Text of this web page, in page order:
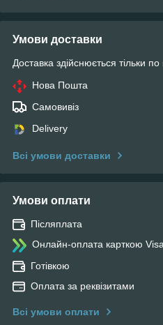
Умови доставки
Доставка здійснюється тільки по
Нова Пошта
Самовивіз
Delivery
Всі умови доставки
Умови оплати
Післяплата
Онлайн-оплата карткою
Готівкою
Оплата за реквізитами
Всі умови оплати